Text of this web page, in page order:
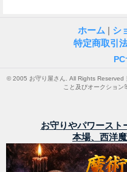
ホーム | シ
特定商取引
© 2005 お守り屋さん. All Rights Reserved
こと及びオークション
お守りやパワース
本場、西洋